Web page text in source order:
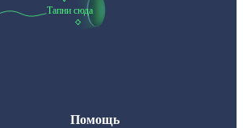
Тапни сюда
Помощь